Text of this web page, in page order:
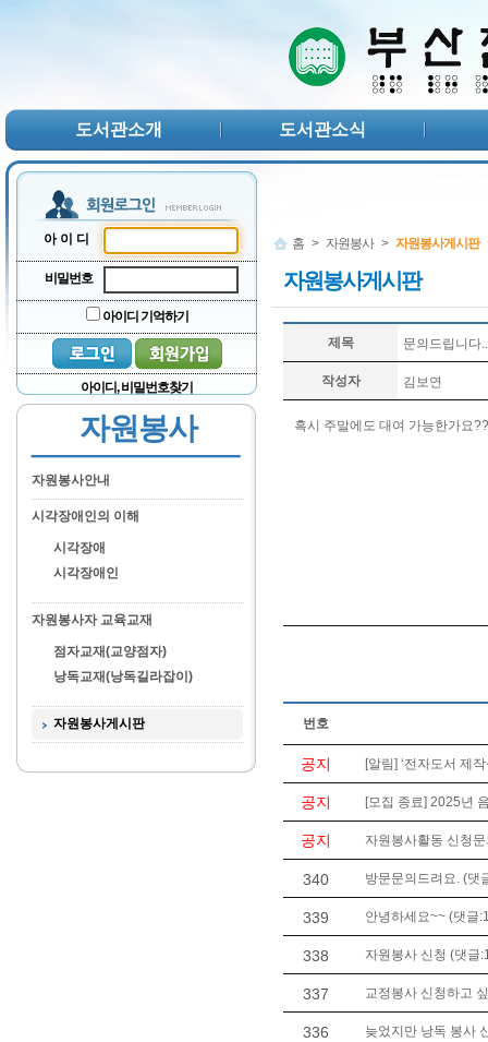
도서관소개 도서관소식
아이디
비밀번호
아이디 기억하기
아이디, 비밀번호찾기
자원봉사
자원봉사안내
시각장애인의 이해
시각장애
시각장애인
자원봉사자 교육교재
점자교재(교양점자)
낭독교재(낭독길라잡이)
자원봉사게시판
홈 > 자원봉사 > 자원봉사게시판
자원봉사게시판
제목 문의드립니다..
작성자 김보연
혹시 주말에도 대여 가능한가요??
번호
공지 [알림] ‘전자도서 제
공지 [모집 종료] 2025년
공지 자원봉사활동 신청
340 방문문의드려요. (댓
339 안녕하세요~~ (댓글
338 자원봉사 신청 (댓글
337 교정봉사 신청하고
336 늦었지만 낭독 봉사